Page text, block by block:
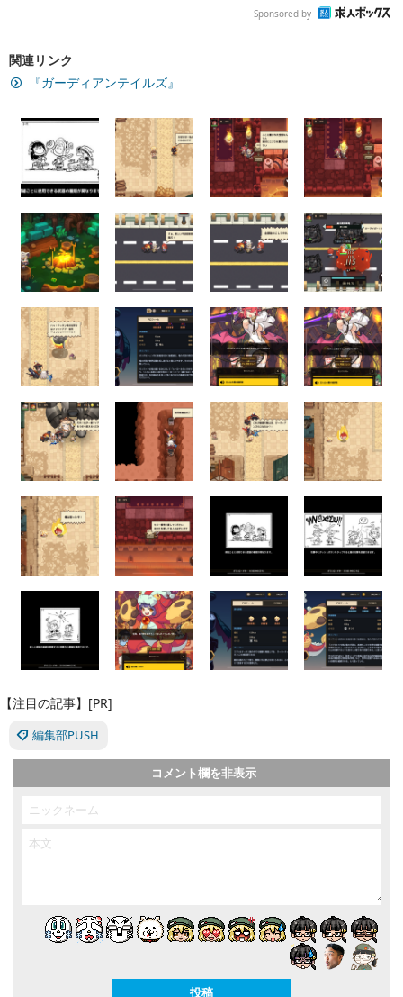
Sponsored by
関連リンク
『ガーディアンテイルズ』
【注目の記事】[PR]
編集部PUSH
コメント欄を非表示